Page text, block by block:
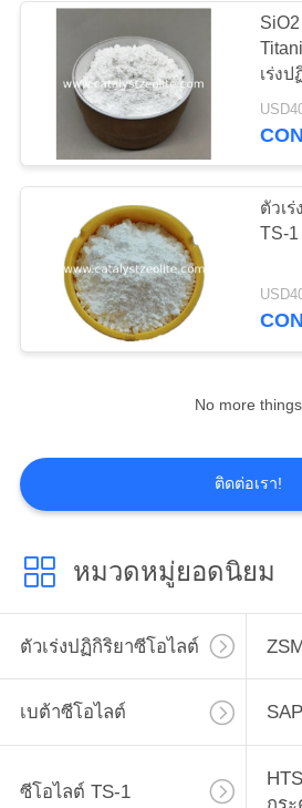
ตัวแทน
สื่อกำจัดสารห
ตัวแทน
เร่งป
ตัวเ
TS-1
No more things
ติดต่อเรา!
หมวดหมู่ยอดนิยม
ตัวเร่งปฏิกิริยาซีโอไลต์
เบต้าซีโอไลต์
ซีโอไลต์ TS-1